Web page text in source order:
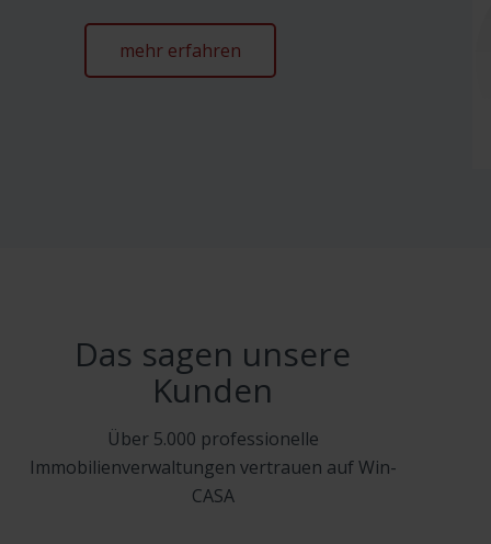
mehr erfahren
Das sagen unsere
Kunden
Über 5.000 professionelle
Immobilienverwaltungen vertrauen auf Win-
CASA